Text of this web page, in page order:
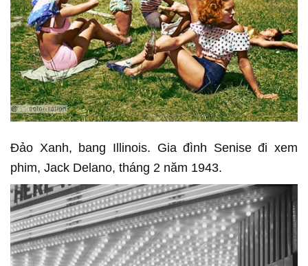
Đảo Xanh, bang Illinois. Gia đình Senise đi xem
phim, Jack Delano, tháng 2 năm 1943.